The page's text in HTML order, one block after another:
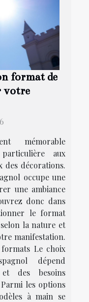
format de
votre
mémorable
aux
des décorations.
occupe une
une ambiance
donc dans
le format
la nature et
manifestation.
Le choix
dépend
des besoins
Parmi les options
à main se